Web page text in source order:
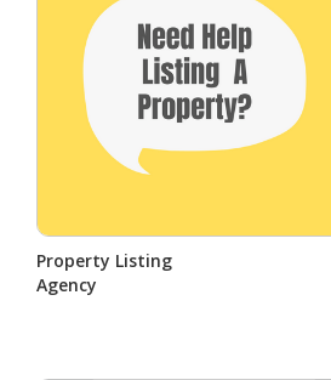
Property Listing
Agency